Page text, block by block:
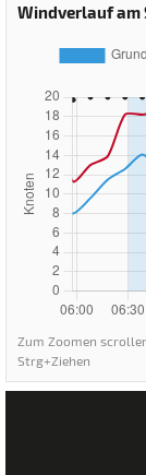
Windverlauf am
Zum Zoomen
Strg+Ziehen